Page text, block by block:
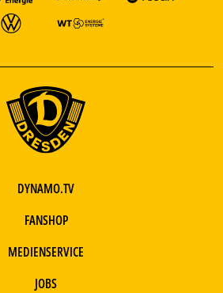
DYNAMO.TV
FANSHOP
MEDIENSERVICE
JOBS